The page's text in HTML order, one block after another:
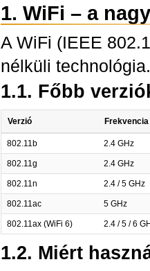
1. WiFi – a
A WiFi (IEEE
nélküli technológia.
1.1. Főbb
Verzió Frekvencia
802.11b 2.4 GHz
802.11g 2.4 GHz
802.11n 2.4 / 5 GHz
802.11ac 5 GHz
802.11ax (WiFi 6) 2.4 / 5 / 6
1.2. Miért